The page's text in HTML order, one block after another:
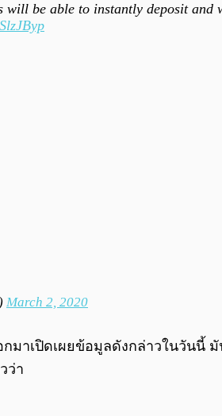
will be able to instantly deposit
March 2, 2020
มาเปิดเผยข้อมูลดังกล่าวในวันนี้
ว่า